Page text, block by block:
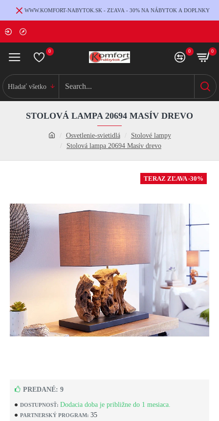
WWW.KOMFORT-NABYTOK.SK - ZĽAVA - 30% NA NÁBYTOK A DOPLNKY
0 0 0
Hladať všetko
Osvetlenie-svietidlá
Stolové lampy
Stolová lampa 20694 Masív drevo
STOLOVÁ LAMPA 20694 MASÍV DREVO
TERAZ ZĽAVA -30%
DOSTUPNOSŤ: Dodacia doba je približne do 1 mesiaca.
PARTNERSKÝ PROGRAM: 35
PREDANÉ: 9